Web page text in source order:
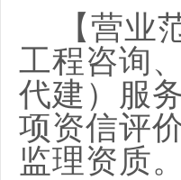
【营
工程咨询
代建）服务
项资信评
监理资质。